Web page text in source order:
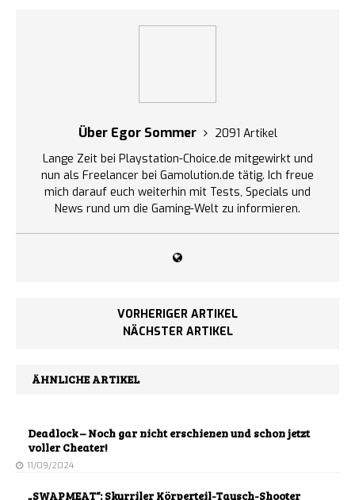
Über Egor Sommer
2091 Artikel
Lange Zeit bei Playstation-Choice.de mitgewirkt und
nun als Freelancer bei Gamolution.de tätig. Ich freue
mich darauf euch weiterhin mit Tests, Specials und
News rund um die Gaming-Welt zu informieren.
VORHERIGER ARTIKEL
NÄCHSTER ARTIKEL
ÄHNLICHE ARTIKEL
Deadlock – Noch gar nicht erschienen und schon jetzt
voller Cheater!
11/09/2024
„SWAPMEAT“: Skurriler Körperteil-Tausch-Shooter